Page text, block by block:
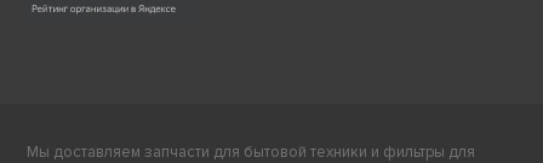
Мы доставляем запчасти для бытовой техники и фильтры для